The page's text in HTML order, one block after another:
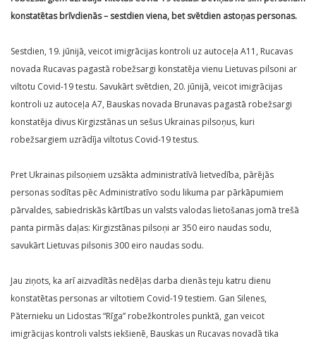
konstatētas brīvdienās – sestdien viena, bet svētdien astoņas personas.
Sestdien, 19. jūnijā, veicot imigrācijas kontroli uz autoceļa A11, Rucavas
novada Rucavas pagastā robežsargi konstatēja vienu Lietuvas pilsoni ar
viltotu Covid-19 testu. Savukārt svētdien, 20. jūnijā, veicot imigrācijas
kontroli uz autoceļa A7, Bauskas novada Brunavas pagastā robežsargi
konstatēja divus Kirgizstānas un sešus Ukrainas pilsoņus, kuri
robežsargiem uzrādīja viltotus Covid-19 testus.
Pret Ukrainas pilsoņiem uzsākta administratīvā lietvedība, pārējās
personas sodītas pēc Administratīvo sodu likuma par pārkāpumiem
pārvaldes, sabiedriskās kārtības un valsts valodas lietošanas jomā trešā
panta pirmās daļas: Kirgizstānas pilsoņi ar 350 eiro naudas sodu,
savukārt Lietuvas pilsonis 300 eiro naudas sodu.
Jau ziņots, ka arī aizvadītās nedēļas darba dienās teju katru dienu
konstatētas personas ar viltotiem Covid-19 testiem. Gan Silenes,
Pāternieku un Lidostas “Rīga” robežkontroles punktā, gan veicot
imigrācijas kontroli valsts iekšienē, Bauskas un Rucavas novadā tika